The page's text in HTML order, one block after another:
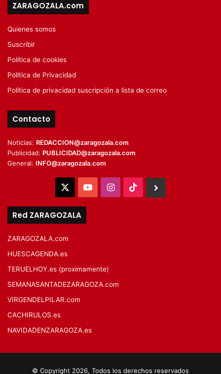
ZARAGOZALA.com
Quienes somos
Suscribir
Política de cookies
Política de Privacidad
Política de privacidad suscripción a lista de correo
Contacto
Noticias: REDACCION@zaragozala.com
Publicidad: PUBLICIDAD@zaragozala.com
General: INFO@zaragozala.com
YouTubeInstagram
TikTok
Red ZARAGOZALA
ZARAGOZALA.com
HUESCAGENDA.es
TERUELHOY.es (proximamente)
SEMANASANTADEZARAGOZA.com
VIRGENDELPILAR.com
CACHIRULOS.es
NAVIDADENZARAGOZA.es
© Copyright 2026, Todos los derechos reservados